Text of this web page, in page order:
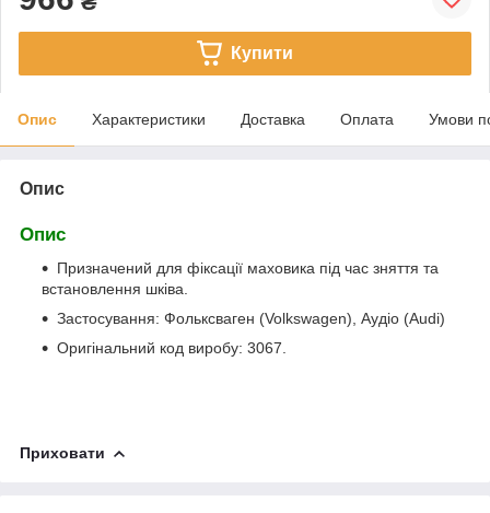
Купити
Опис Характеристики Доставка Оплата Умови
Опис
Опис
Призначений для фіксації маховика під час зняття та
встановлення шківа.
Застосування: Фольксваген (Volkswagen), Аудіо (Audi)
Оригінальний код виробу: 3067.
Приховати